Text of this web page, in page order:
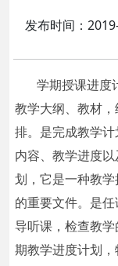
发布时间：
学期授课进度
教学大纲、教材
排。是完成教学
内容、教学进度
划，它是一种教
的重要文件。是
导听课，检查教
期教学进度计划，